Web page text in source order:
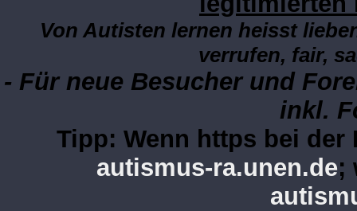
Von Autisten lernen heisst
verrufen, fair,
- Für neue Besucher und
inkl.
Tipp: Wenn https bei
autismus-ra.unen.de;